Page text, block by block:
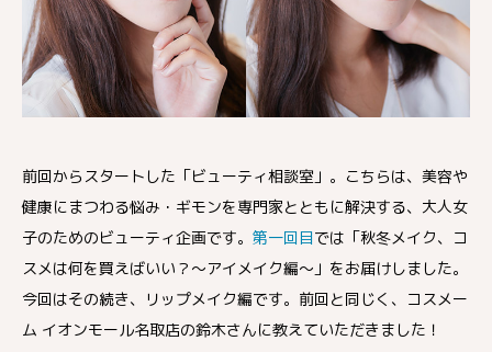
前回からスタートした「ビューティ相談室」。こちらは、美容や
健康にまつわる悩み・ギモンを専門家とともに解決する、大人女
子のためのビューティ企画です。 第一回目では「秋冬メイク、コ
スメは何を買えばいい？〜アイメイク編〜」をお届けしました。
今回はその続き、リップメイク編です。前回と同じく、コスメー
ム イオンモール名取店の鈴木さんに教えていただきました！